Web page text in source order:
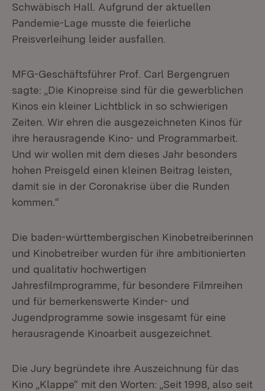
Schwäbisch Hall. Aufgrund der aktuellen
Pandemie-Lage musste die feierliche
Preisverleihung leider ausfallen.
MFG-Geschäftsführer Prof. Carl Bergengruen
sagte: „Die Kinopreise sind für die gewerblichen
Kinos ein kleiner Lichtblick in so schwierigen
Zeiten. Wir ehren die ausgezeichneten Kinos für
ihre herausragende Kino- und Programmarbeit.
Und wir wollen mit dem dieses Jahr besonders
hohen Preisgeld einen kleinen Beitrag leisten,
damit sie in der Coronakrise über die Runden
kommen.“
Die baden-württembergischen Kinobetreiberinnen
und Kinobetreiber wurden für ihre ambitionierten
und qualitativ hochwertigen
Jahresfilmprogramme, für besondere Filmreihen
und für bemerkenswerte Kinder- und
Jugendprogramme sowie insgesamt für eine
herausragende Kinoarbeit ausgezeichnet.
Die Jury begründete ihre Auszeichnung für das
Kino „Klappe“ mit den Worten: „Seit 1998, also seit